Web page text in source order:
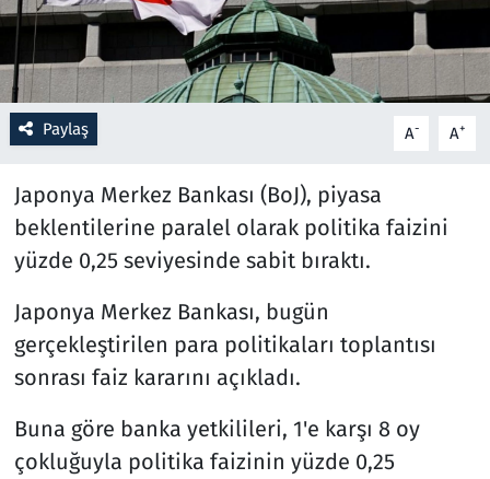
Paylaş A- A+
Japonya Merkez Bankası (BoJ), piyasa
beklentilerine paralel olarak politika faizini
yüzde 0,25 seviyesinde sabit bıraktı.
Japonya Merkez Bankası, bugün
gerçekleştirilen para politikaları toplantısı
sonrası faiz kararını açıkladı.
Buna göre banka yetkilileri, 1'e karşı 8 oy
çokluğuyla politika faizinin yüzde 0,25
Resmi İlanlar
Rüya Tabirleri
Sağlık
Seçim 2023
Teknoloji ve Bilim